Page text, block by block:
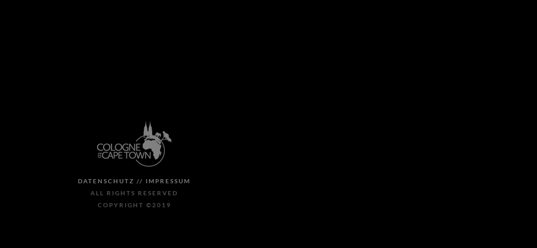
DATENSCHUTZ // IMPRESSUM
ALL RIGHTS RESERVED
COPYRIGHT ©2019